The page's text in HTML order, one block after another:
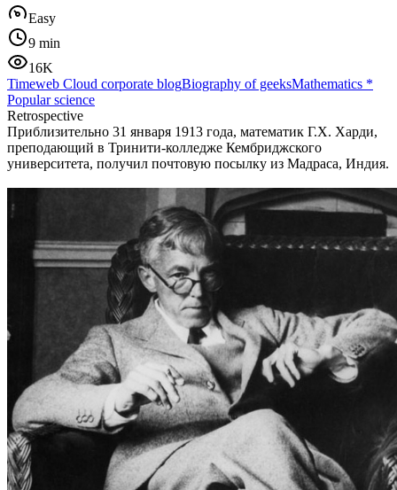
Easy
9 min
16K
Timeweb Cloud corporate blogBiography of geeksMathematics *
Popular science
Retrospective
Приблизительно 31 января 1913 года, математик Г.Х. Харди,
преподающий в Тринити-колледже Кембриджского
университета, получил почтовую посылку из Мадраса, Индия.